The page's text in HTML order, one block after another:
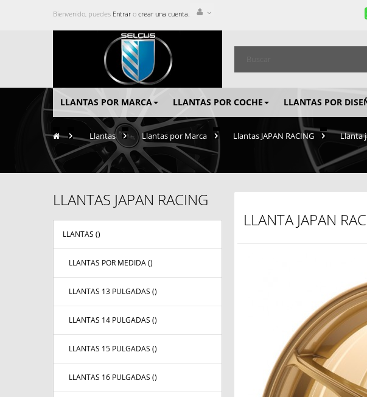
Bienvenido, puedes Entrar o crear una cuenta.
LLANTAS POR MARCA LLANTAS POR COCHE LLANTAS POR
> Llantas > Llantas por Marca Llantas JAPAN RACING > Llanta
LLANTAS JAPAN RACING
LLANTAS ()
LLANTAS POR MEDIDA ()
LLANTAS 13 PULGADAS ()
LLANTAS 14 PULGADAS ()
LLANTAS 15 PULGADAS ()
LLANTAS 16 PULGADAS ()
LLANTA JAPAN